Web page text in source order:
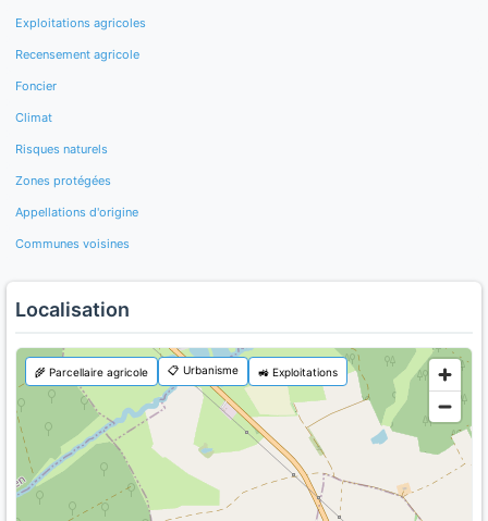
Exploitations agricoles
Recensement agricole
Foncier
Climat
Risques naturels
Zones protégées
Appellations d'origine
Communes voisines
Localisation
🌾 Parcellaire agricole 📋 Urbanisme 🚜 Exploitations